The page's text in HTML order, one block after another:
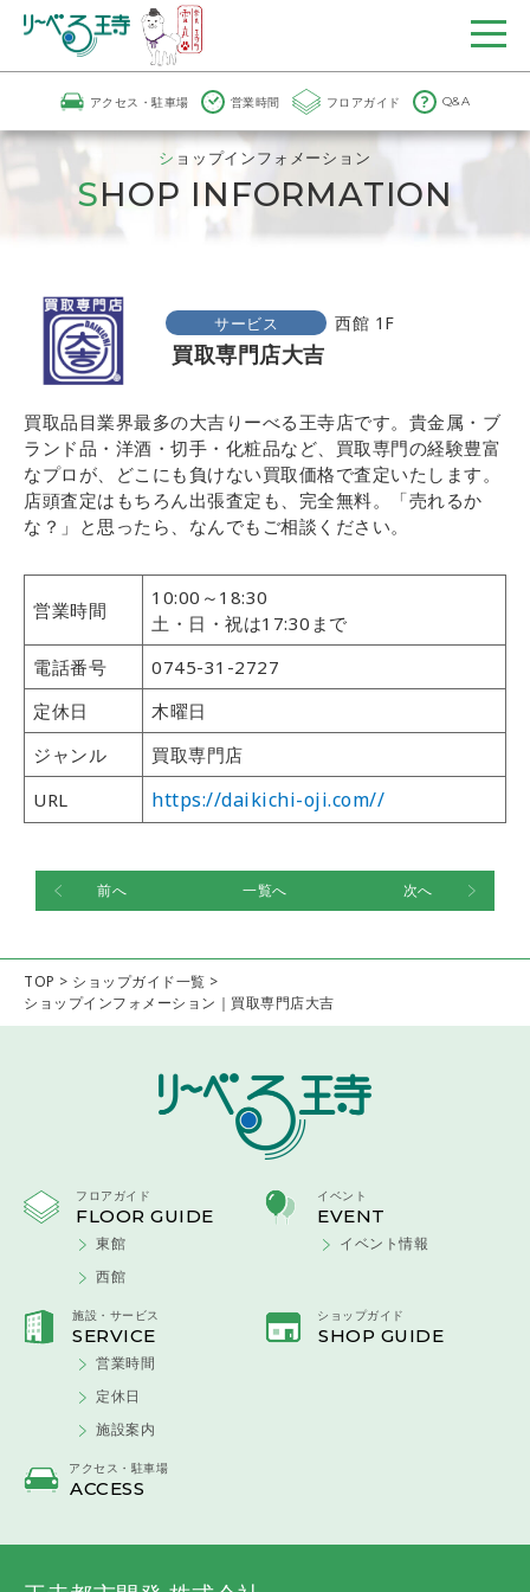
アクセス・駐車場 営業時間 フロアガイド Q&A
ショップインフォメーション
SHOP INFORMATION
サービス 西館 1F
買取専門店大吉
買取品目業界最多の大吉りーべる王寺店です。貴金属・ブ
ランド品・洋酒・切手・化粧品など、買取専門の経験豊富
なプロが、どこにも負けない買取価格で査定いたします。
店頭査定はもちろん出張査定も、完全無料。「売れるか
な？」と思ったら、なんでもご相談ください。
営業時間
10:00～18:30
土・日・祝は17:30まで
電話番号
0745-31-2727
定休日
木曜日
ジャンル
買取専門店
URL
https://daikichi-oji.com//
前へ 一覧へ 次へ
TOP > ショップガイド一覧 >
ショップインフォメーション｜買取専門店大吉
フロアガイド
東館
西館
イベント
イベント情報
施設・サービス
営業時間
定休日
施設案内
ショップガイド
アクセス・駐車場